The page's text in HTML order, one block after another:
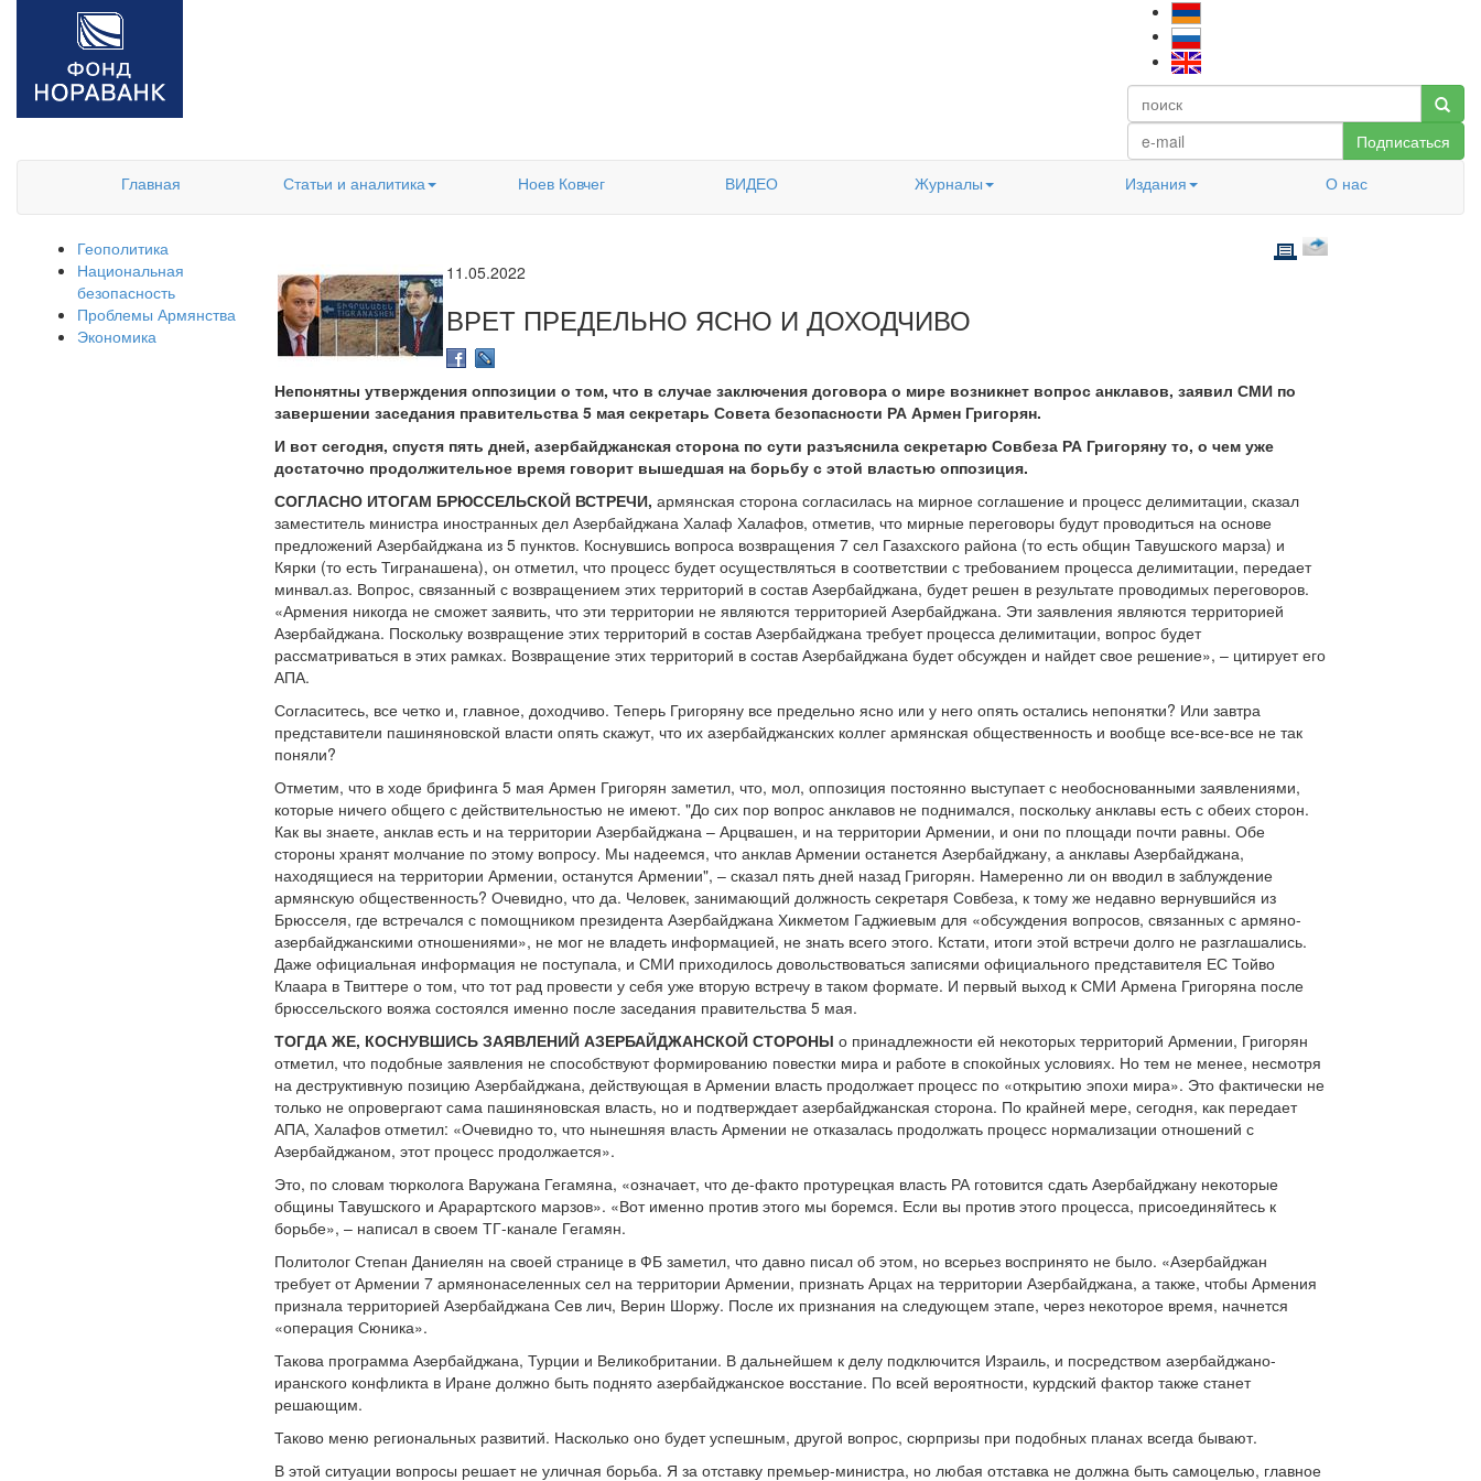
Подписаться
Главная
Статьи и аналитика Ноев Ковчег ВИДЕО Журналы Издания О нас
Геополитика
Национальная
безопасность
Проблемы Армянства
Экономика
11.05.2022
ВРЕТ ПРЕДЕЛЬНО ЯСНО И ДОХОДЧИВО
Непонятны утверждения оппозиции о том, что в случае заключения договора о мире возникнет вопрос анклавов, заявил СМИ по
завершении заседания правительства 5 мая секретарь Совета безопасности РА Армен Григорян.
И вот сегодня, спустя пять дней, азербайджанская сторона по сути разъяснила секретарю Совбеза РА Григоряну то, о чем уже
достаточно продолжительное время говорит вышедшая на борьбу с этой властью оппозиция.
СОГЛАСНО ИТОГАМ БРЮССЕЛЬСКОЙ ВСТРЕЧИ, армянская сторона согласилась на мирное соглашение и процесс делимитации, сказал
заместитель министра иностранных дел Азербайджана Халаф Халафов, отметив, что мирные переговоры будут проводиться на основе
предложений Азербайджана из 5 пунктов. Коснувшись вопроса возвращения 7 сел Газахского района (то есть общин Тавушского марза) и
Кярки (то есть Тигранашена), он отметил, что процесс будет осуществляться в соответствии с требованием процесса делимитации, передает
минвал.аз. Вопрос, связанный с возвращением этих территорий в состав Азербайджана, будет решен в результате проводимых переговоров.
«Армения никогда не сможет заявить, что эти территории не являются территорией Азербайджана. Эти заявления являются территорией
Азербайджана. Поскольку возвращение этих территорий в состав Азербайджана требует процесса делимитации, вопрос будет
рассматриваться в этих рамках. Возвращение этих территорий в состав Азербайджана будет обсужден и найдет свое решение», – цитирует его
АПА.
Согласитесь, все четко и, главное, доходчиво. Теперь Григоряну все предельно ясно или у него опять остались непонятки? Или завтра
представители пашиняновской власти опять скажут, что их азербайджанских коллег армянская общественность и вообще все-все-все не так
поняли?
Отметим, что в ходе брифинга 5 мая Армен Григорян заметил, что, мол, оппозиция постоянно выступает с необоснованными заявлениями,
которые ничего общего с действительностью не имеют. "До сих пор вопрос анклавов не поднимался, поскольку анклавы есть с обеих сторон.
Как вы знаете, анклав есть и на территории Азербайджана – Арцвашен, и на территории Армении, и они по площади почти равны. Обе
стороны хранят молчание по этому вопросу. Мы надеемся, что анклав Армении останется Азербайджану, а анклавы Азербайджана,
находящиеся на территории Армении, останутся Армении", – сказал пять дней назад Григорян. Намеренно ли он вводил в заблуждение
армянскую общественность? Очевидно, что да. Человек, занимающий должность секретаря Совбеза, к тому же недавно вернувшийся из
Брюсселя, где встречался с помощником президента Азербайджана Хикметом Гаджиевым для «обсуждения вопросов, связанных с армяно-
азербайджанскими отношениями», не мог не владеть информацией, не знать всего этого. Кстати, итоги этой встречи долго не разглашались.
Даже официальная информация не поступала, и СМИ приходилось довольствоваться записями официального представителя ЕС Тойво
Клаара в Твиттере о том, что тот рад провести у себя уже вторую встречу в таком формате. И первый выход к СМИ Армена Григоряна после
брюссельского вояжа состоялся именно после заседания правительства 5 мая.
ТОГДА ЖЕ, КОСНУВШИСЬ ЗАЯВЛЕНИЙ АЗЕРБАЙДЖАНСКОЙ СТОРОНЫ о принадлежности ей некоторых территорий Армении, Григорян
отметил, что подобные заявления не способствуют формированию повестки мира и работе в спокойных условиях. Но тем не менее, несмотря
на деструктивную позицию Азербайджана, действующая в Армении власть продолжает процесс по «открытию эпохи мира». Это фактически не
только не опровергают сама пашиняновская власть, но и подтверждает азербайджанская сторона. По крайней мере, сегодня, как передает
АПА, Халафов отметил: «Очевидно то, что нынешняя власть Армении не отказалась продолжать процесс нормализации отношений с
Азербайджаном, этот процесс продолжается».
Это, по словам тюрколога Варужана Гегамяна, «означает, что де-факто протурецкая власть РА готовится сдать Азербайджану некоторые
общины Тавушского и Арарартского марзов». «Вот именно против этого мы боремся. Если вы против этого процесса, присоединяйтесь к
борьбе», – написал в своем ТГ-канале Гегамян.
Политолог Степан Даниелян на своей странице в ФБ заметил, что давно писал об этом, но всерьез воспринято не было. «Азербайджан
требует от Армении 7 армянонаселенных сел на территории Армении, признать Арцах на территории Азербайджана, а также, чтобы Армения
признала территорией Азербайджана Сев лич, Верин Шоржу. После их признания на следующем этапе, через некоторое время, начнется
«операция Сюника».
Такова программа Азербайджана, Турции и Великобритании. В дальнейшем к делу подключится Израиль, и посредством азербайджано-
иранского конфликта в Иране должно быть поднято азербайджанское восстание. По всей вероятности, курдский фактор также станет
решающим.
Таково меню региональных развитий. Насколько оно будет успешным, другой вопрос, сюрпризы при подобных планах всегда бывают.
В этой ситуации вопросы решает не уличная борьба. Я за отставку премьер-министра, но любая отставка не должна быть самоцелью, главное